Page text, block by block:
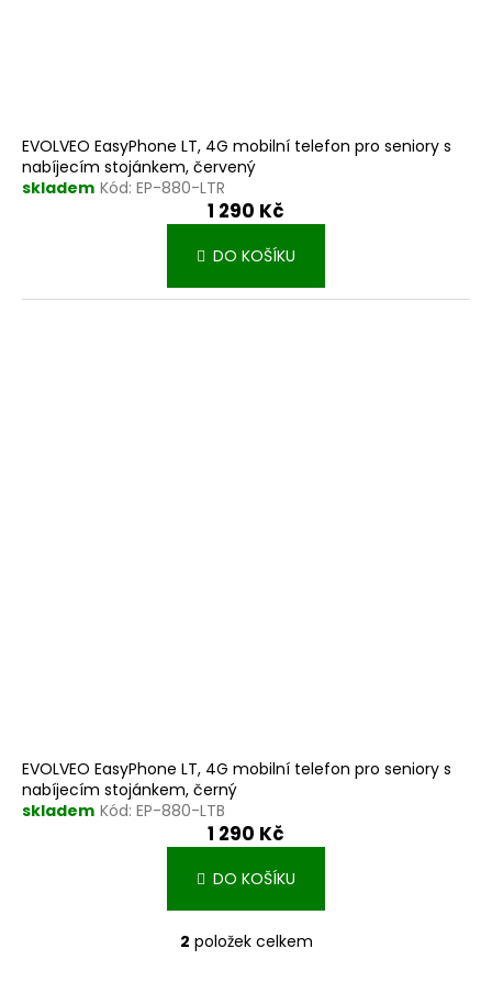
EVOLVEO EasyPhone LT, 4G mobilní telefon pro seniory s
nabíjecím stojánkem, červený
skladem Kód: EP-880-LTR
1 290 Kč
DO KOŠÍKU
EVOLVEO EasyPhone LT, 4G mobilní telefon pro seniory s
nabíjecím stojánkem, černý
skladem Kód: EP-880-LTB
1 290 Kč
DO KOŠÍKU
O
2 položek celkem